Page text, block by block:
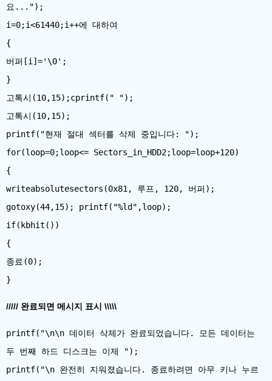
요...");
i=0;i<61440;i++에 대하여
{
버퍼[i]='\0';
}
고톡시(10,15);cprintf(" ");
고톡시(10,15);
printf("현재 절대 섹터를 삭제 중입니다: ");
for(loop=0;loop<= Sectors_in_HDD2;loop=loop+120)
{
writeabsolutesectors(0x81, 루프, 120, 버퍼);
gotoxy(44,15); printf("%ld",loop);
if(kbhit())
{
종료(0);
///// 완료되면 메시지 표시 \\\\\
printf("\n\n 데이터 삭제가 완료되었습니다. 모든 데이터는
두 번째 하드 디스크는 이제 ");
printf("\n 완전히 지워졌습니다. 종료하려면 아무 키나 누르